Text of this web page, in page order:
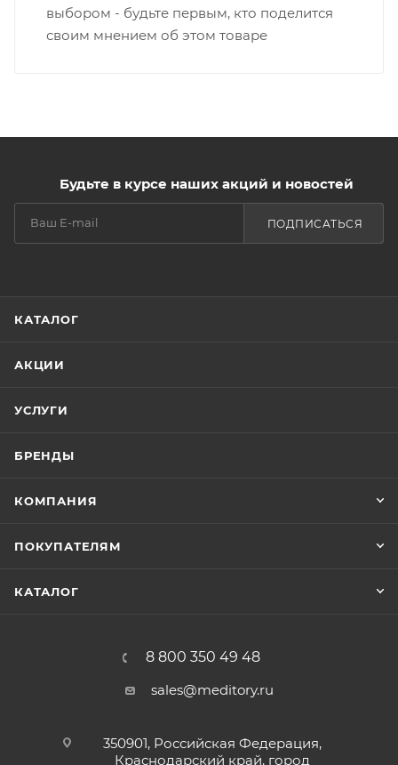
выбором - будьте первым, кто поделится
своим мнением об этом товаре
Будьте в курсе наших акций и новостей
ПОДПИСАТЬСЯ
КАТАЛОГ
АКЦИИ
УСЛУГИ
БРЕНДЫ
КОМПАНИЯ
ПОКУПАТЕЛЯМ
КАТАЛОГ
8 800 350 49 48
sales@meditory.ru
350901, Российская Федерация,
Краснодарский край, город